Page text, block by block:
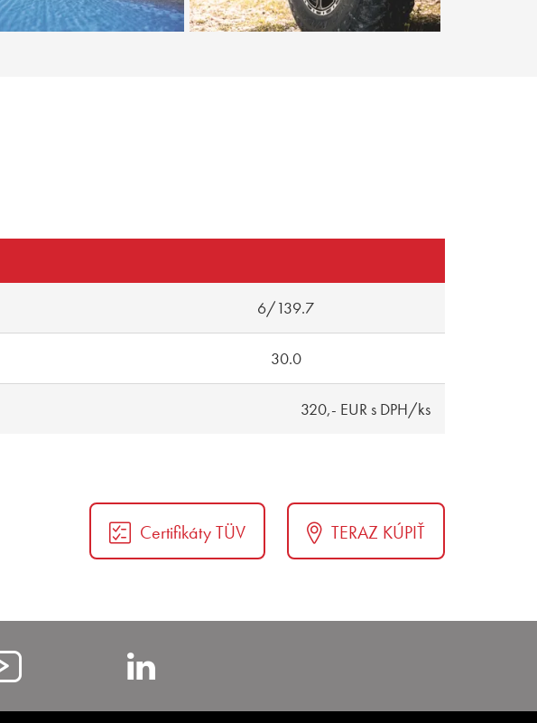
6/139.7
30.0
320,- EUR s DPH/ks
Certifikáty TÜV TERAZ KÚPIŤ
alcarslovakia/AlcarSlovakia
https://www.youtube.com/playlist?
https://www.linkedin.com/